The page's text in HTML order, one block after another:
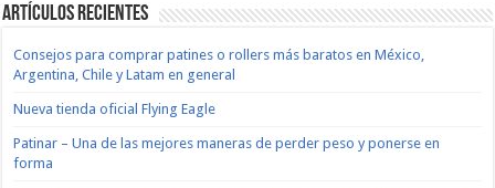
Artículos recientes
Consejos para comprar patines o rollers más baratos en México,
Argentina, Chile y Latam en general
Nueva tienda oficial Flying Eagle
Patinar – Una de las mejores maneras de perder peso y ponerse en
forma